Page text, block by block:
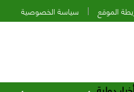
الموقع سياسة الخصوصية